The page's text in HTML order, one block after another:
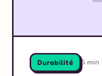
Durabilité 6